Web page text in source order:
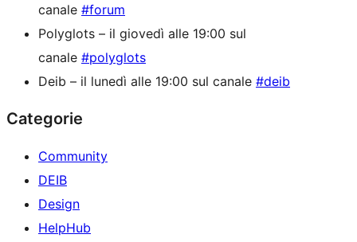
canale #forum
Polyglots – il giovedì alle 19:00 sul
canale #polyglots
Deib – il lunedì alle 19:00 sul canale #deib
Categorie
Community
DEIB
Design
HelpHub